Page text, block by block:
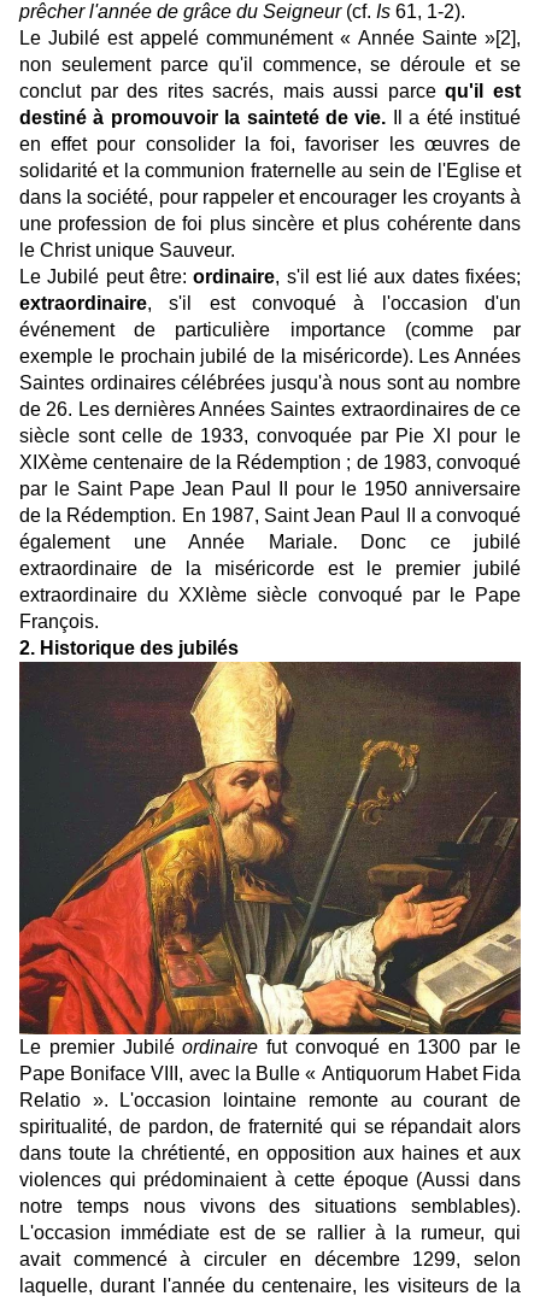
prêcher l'année de grâce du Seigneur(cf. Is 61, 1-2).
Le Jubilé est appelé communément « Année Sainte »[2],
non seulement parce qu'il commence, se déroule et se
conclut par des rites sacrés, mais aussi parcequ'il est
destiné à promouvoir la sainteté de vie. Il a été institué
en effet pour consolider la foi, favoriser les œuvres de
solidarité et la communion fraternelle au sein de l'Eglise et
dans la société, pour rappeler et encourager les croyants à
une profession de foi plus sincère et plus cohérente dans
le Christ unique Sauveur.
Le Jubilé peut être:ordinaire, s'il est lié aux dates fixées;
extraordinaire, s'il est convoqué à l'occasion d'un
événement de particulière importance (comme par
exemple le prochain jubilé de la miséricorde). Les Années
Saintes ordinaires célébrées jusqu'à nous sont au nombre
de 26. Les dernières Années Saintes extraordinaires de ce
siècle sont celle de 1933, convoquée par Pie XI pour le
XIXème centenaire de la Rédemption ; de 1983, convoqué
par le Saint Pape Jean Paul II pour le 1950 anniversaire
de la Rédemption. En 1987, Saint Jean Paul II a convoqué
également une Année Mariale. Donc ce jubilé
extraordinaire de la miséricorde est le premier jubilé
extraordinaire du XXIème siècle convoqué par le Pape
François.
2. Historique des jubilés
Le premier Jubiléordinairefut convoqué en 1300 par le
Pape Boniface VIII, avec la Bulle « Antiquorum Habet Fida
Relatio ». L'occasion lointaine remonte au courant de
spiritualité, de pardon, de fraternité qui se répandait alors
dans toute la chrétienté, en opposition aux haines et aux
violences qui prédominaient à cette époque (Aussi dans
notre temps nous vivons des situations semblables).
L'occasion immédiate est de se rallier à la rumeur, qui
avait commencé à circuler en décembre 1299, selon
laquelle, durant l'année du centenaire, les visiteurs de la